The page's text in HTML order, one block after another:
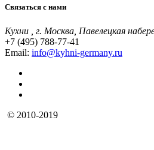
Связаться с нами
Кухни , г. Москва, Павелецкая
+7 (495) 788-77-41
Email: info@kyhni-germany.ru
© 2010-2019